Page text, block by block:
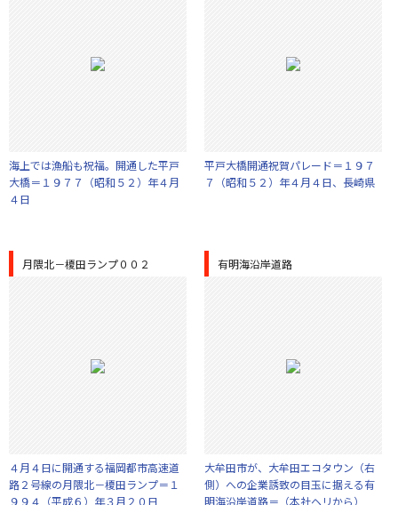
海上では漁船も祝福。開通した平戸
大橋＝１９７７（昭和５２）年４月
４日
平戸大橋開通祝賀パレード＝１９７
７（昭和５２）年４月４日、長崎県
月隈北－榎田ランプ００２
４月４日に開通する福岡都市高速道
路２号線の月隈北－榎田ランプ＝１
９９４（平成６）年３月２０日
有明海沿岸道路
大牟田市が、大牟田エコタウン（右
側）への企業誘致の目玉に据える有
明海沿岸道路＝（本社ヘリから）